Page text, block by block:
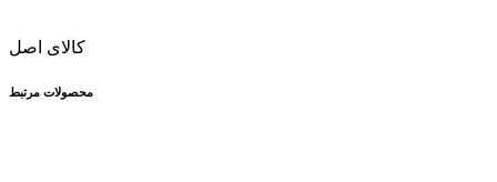
کالای اصل
محصولات مرتبط